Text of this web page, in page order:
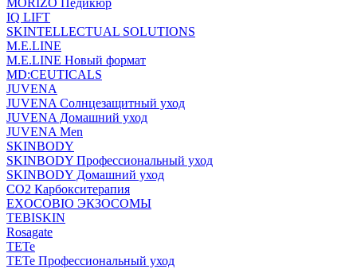
MORIZO Педикюр
IQ LIFT
SKINTELLECTUAL SOLUTIONS
M.E.LINE
M.E.LINE Новый формат
MD:CEUTICALS
JUVENA
JUVENA Солнцезащитный уход
JUVENA Домашний уход
JUVENA Men
SKINBODY
SKINBODY Профессиональный уход
SKINBODY Домашний уход
CO2 Карбокситерапия
EXOCOBIO ЭКЗОСОМЫ
TEBISKIN
Rosagate
TETe
TETe Профессиональный уход